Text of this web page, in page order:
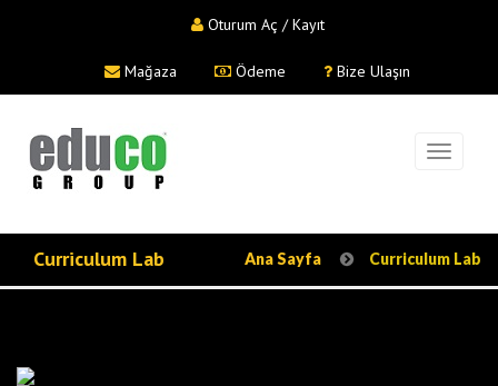
Oturum Aç / Kayıt
Mağaza Ödeme Bize Ulaşın
Curriculum Lab Ana Sayfa Curriculum Lab